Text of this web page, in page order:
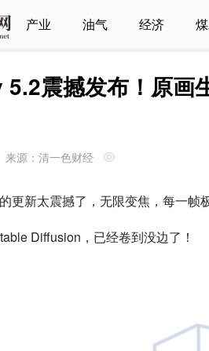
产业 油气 经济
震撼发布！原画
来源：清一色财经
更新太震撼了，无限变焦，每一帧
Diffusion，已经卷到没边了！